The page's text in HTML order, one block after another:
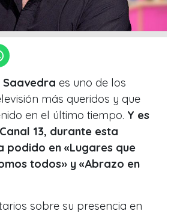
Saavedra es uno de los
más queridos y que
en el último tiempo. Y es
13, durante esta
podido en «Lugares que
todos» y «Abrazo en
sobre su presencia en